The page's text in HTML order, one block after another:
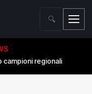
🔍
campioni regionali